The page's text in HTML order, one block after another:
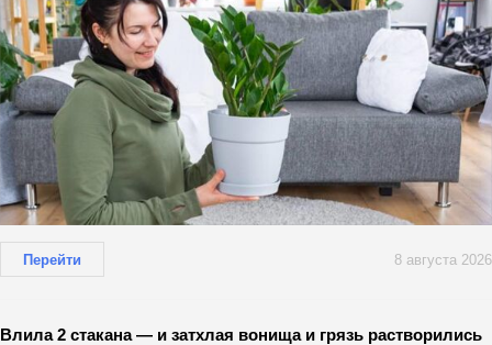
Перейти 8 августа 2026
Влила 2 стакана — и затхлая вонища и грязь растворились